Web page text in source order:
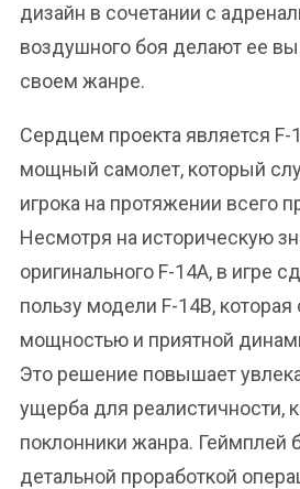
дизайн в сочетании с
воздушного боя делают ее
своем жанре.
Сердцем проекта является F-
мощный самолет, который
игрока на протяжении всего
Несмотря на историческую
оригинального F-14A, в игре
пользу модели F-14B,
мощностью и приятной
Это решение повышает
ущерба для реалистичности,
поклонники жанра. Геймплей
детальной проработкой